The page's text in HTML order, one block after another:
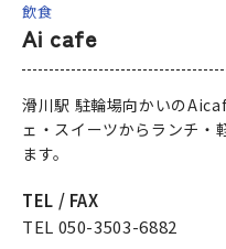
会員入会案内
お問い合わせ
滑川市観光協会について
飲食
Ai cafe
滑川駅 駐輪場向かいの
ェ・スイーツからランチ・
ます。
TEL / FAX
TEL 050-3503-6882